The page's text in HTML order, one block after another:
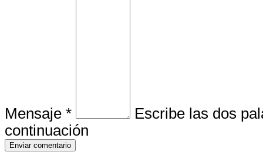
Mensaje *
Escribe las dos
continuación